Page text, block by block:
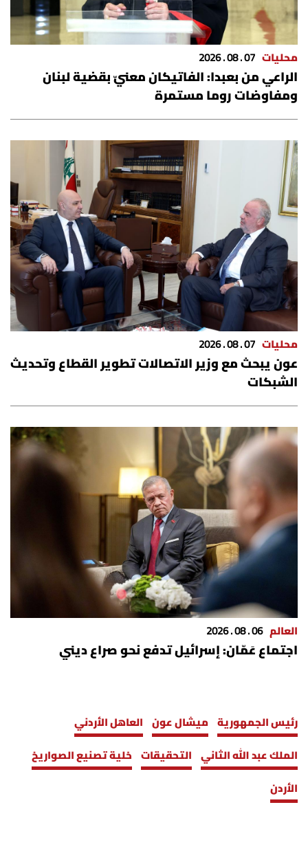
حظّك اليوم
للتاريخ
فيديو
من نحن
للتواصل معنا
شروط الاستخدام
شروط الإشتراك
Digital solutions by
محليات 07 . 08 . 2026
الراعي من بعبدا: الفاتيكان معنيّ بقضية لبنان
ومفاوضات روما مستمرة
محليات 07 . 08 . 2026
عون يبحث مع وزير الاتصالات تطوير القطاع وتحديث
الشبكات
العالم 06 . 08 . 2026
اجتماع عَمّان: إسرائيل تدفع نحو صراع ديني
رئيس الجمهورية ميشال عون العاهل الأردني
الملك عبد الله الثاني التحقيقات خلية تصنيع الصواريخ
الأردن